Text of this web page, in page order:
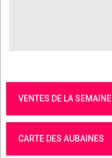
VENTES DE LA SEMAINE
CARTE DES AUBAINES